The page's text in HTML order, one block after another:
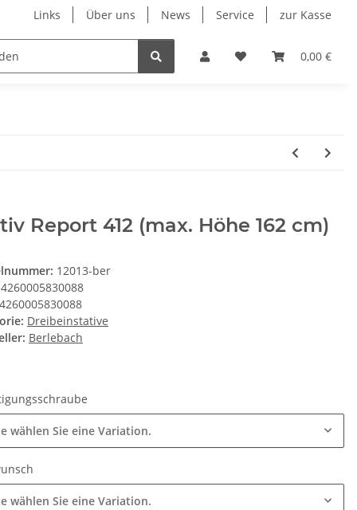
Links Über uns News Service zur Kasse
0,00 €
Unsere Herstellersortimente Wohnmobil &
Report 412 (max. Höhe 162 cm)
12013-ber
4260005830088
4260005830088
Dreibeinstative
Berlebach
wählen Sie eine Variation.
wählen Sie eine Variation.